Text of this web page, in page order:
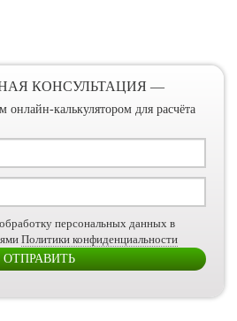
КОНСУЛЬТАЦИЯ —
онлайн-калькулятором для расчёта
персональных данных в
Политики конфиденциальности